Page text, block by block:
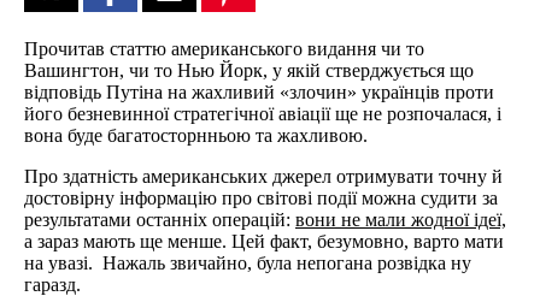
Прочитав статтю американського видання чи то
Вашингтон, чи то Нью Йорк, у якій стверджується що
відповідь Путіна на жахливий «злочин» українців проти
його безневинної стратегічної авіації ще не розпочалася, і
вона буде багатосторнньою тa жахливою.
Про здатність американських джерел отримувати точну й
достовірну інформацію про світові події можна судити за
результатами останніх операцій: вони не мали жодної ідеї,
а зараз мають ще менше. Цей факт, безумовно, варто мати
на увазі. Нажаль звичайно, була непогана розвідка ну
гаразд.